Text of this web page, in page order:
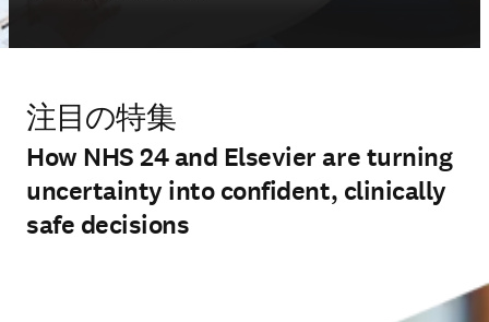
注目の特集
How NHS 24 and Elsevier are turning
uncertainty into confident, clinically
safe decisions